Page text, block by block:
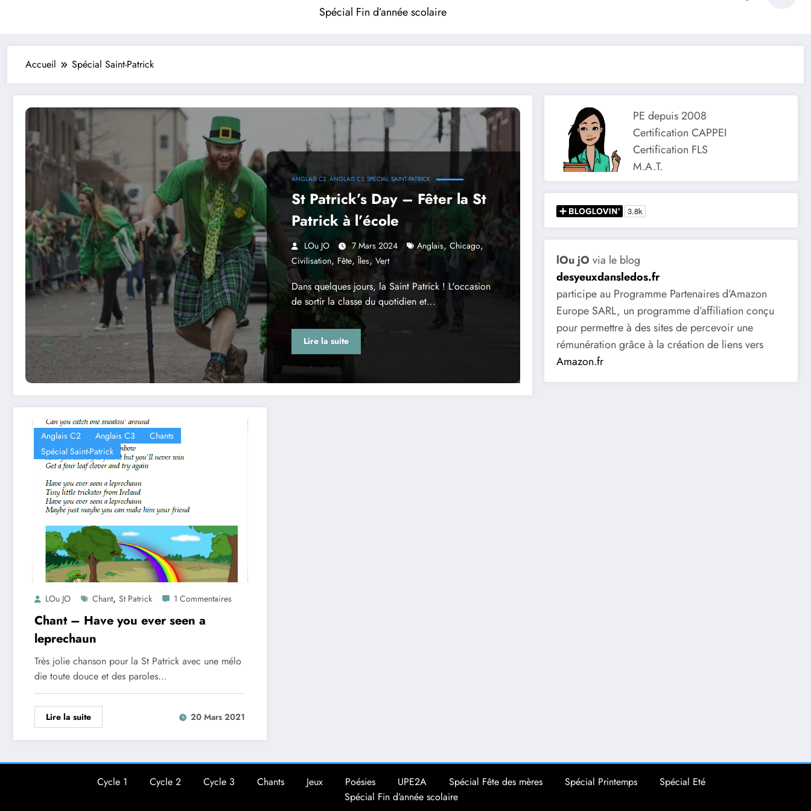
Spécial Fin d’année scolaire
Accueil Spécial Saint-Patrick
ANGLAIS C2 ANGLAIS C3 SPÉCIAL SAINT-PATRICK
St Patrick’s Day – Fêter la St
Patrick à l’école
LOu JO 7 Mars 2024 Anglais, Chicago,
Civilisation, Fête,Îles, Vert
Dans quelques jours, la Saint Patrick ! L'occasion
de sortir la classe du quotidien et…
Lire la suite
Anglais C2 Anglais C3
Chants
Spécial Saint-Patrick
LOu JO Chant, St Patrick 1 Commentaires
Chant – Have you ever seen a
leprechaun
Très jolie chanson pour la St Patrick avec une mélo
die toute douce et des paroles…
Lire la suite 20 Mars 2021
PE depuis 2008
Certification CAPPEI
Certification FLS
M.A.T.
lOu jOvia le blog
desyeuxdansledos.fr
participe au Programme Partenaires d’Amazon
Europe SARL, un programme d’affiliation conçu
pour permettre à des sites de percevoir une
rémunération grâce à la création de liens vers
Amazon.fr
Cycle 1 Cycle 2 Cycle 3 Chants Jeux Poésies UPE2A Spécial Fête des mères Spécial Printemps
Spécial Eté
Spécial Fin d’année scolaire